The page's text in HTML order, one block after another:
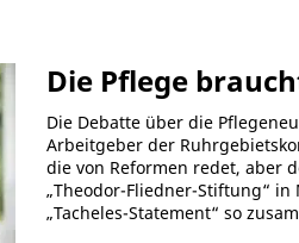
Die Pflege
Die Debatte über die
Arbeitgeber der
die von Reformen redet, aber
„Theodor-Fliedner-Stiftung“
„Tacheles-Statement“ so